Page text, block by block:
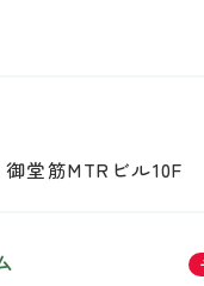
堂筋MTRビル10F